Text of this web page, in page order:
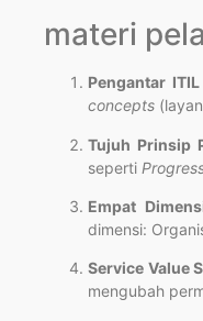
materi
Pengantar
concepts
Tujuh Prinsip
seperti
Empat
dimensi:
Service Value
mengubah